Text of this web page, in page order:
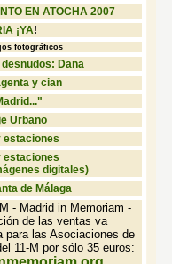
EN ATOCHA 2007
¡YA!
fotográficos
Dana
y cian
Urbano
estaciones
estaciones
digitales)
de Málaga
- Madrid in Memoriam -
de las ventas va
para las Asociaciones de
11-M por sólo 35 euros: